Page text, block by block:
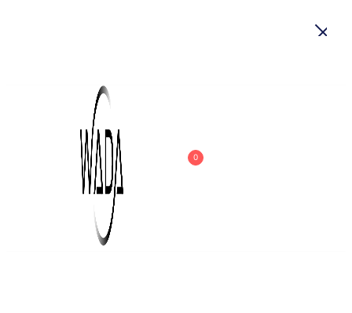
0
吊燈
特惠商品
小型吊燈
中大型吊燈
長形吊燈